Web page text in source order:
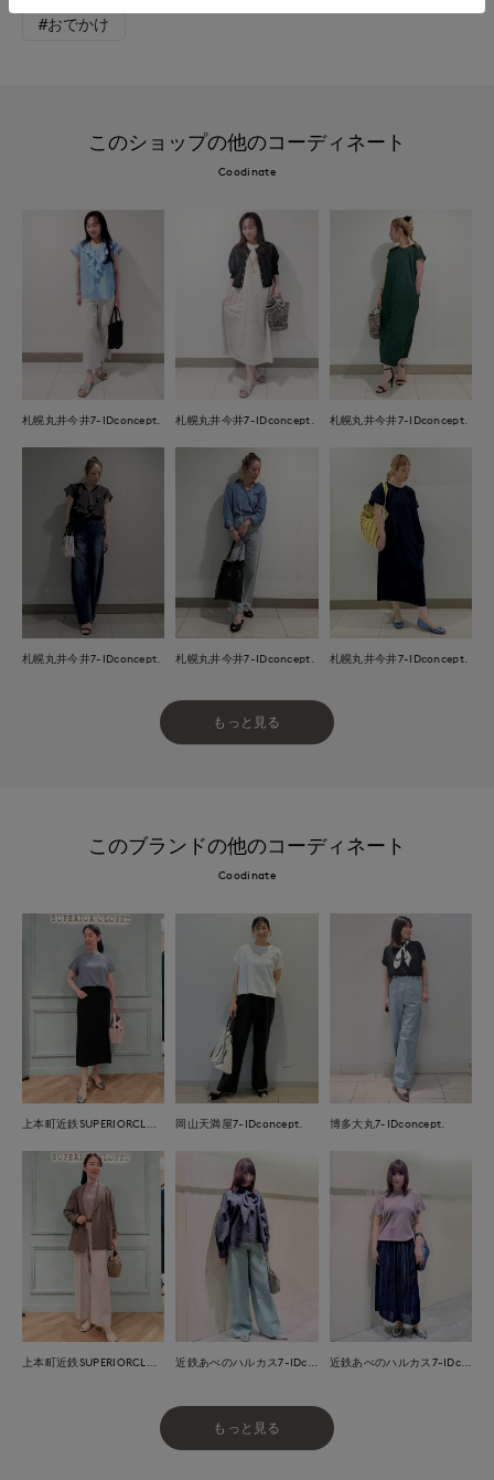
#おでかけ
このショップの他のコーディネート
Coodinate
札幌丸井今井7-IDconcept. 札幌丸井今井7-IDconcept. 札幌丸井今井7-IDconcept.
札幌丸井今井7-IDconcept. 札幌丸井今井7-IDconcept. 札幌丸井今井7-IDconcept.
もっと見る
このブランドの他のコーディネート
Coodinate
岡山天満屋7-IDconcept. 博多大丸7-IDconcept.
もっと見る